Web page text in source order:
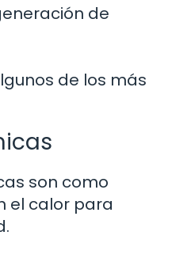
de
de los más
son como
el calor para